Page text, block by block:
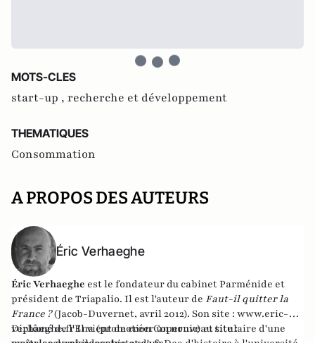
MOTS-CLES
start-up , recherche et développement
THEMATIQUES
Consommation
A PROPOS DES AUTEURS
Éric Verhaeghe
Éric Verhaeghe est le fondateur du cabinet Parménide et
président de Triapalio. Il est l'auteur de Faut-il quitter la
France ?(Jacob-Duvernet, avril 2012). Son site : www.eric-
verhaeghe.frIl vient de créer un nouveau site :
Diplômé de l'Ena (promotion Copernic) et titulaire d'une